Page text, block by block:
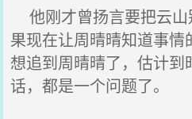
他刚才曾扬言要把云山
果现在让周晴晴知道事
想追到周晴晴了，估计
话，都是一个问题了。